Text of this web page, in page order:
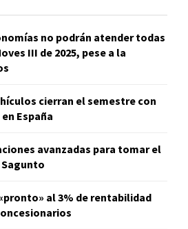
no podrán atender todas
III de 2025, pese a la
cierran el semestre con
España
avanzadas para tomar el
al 3% de rentabilidad